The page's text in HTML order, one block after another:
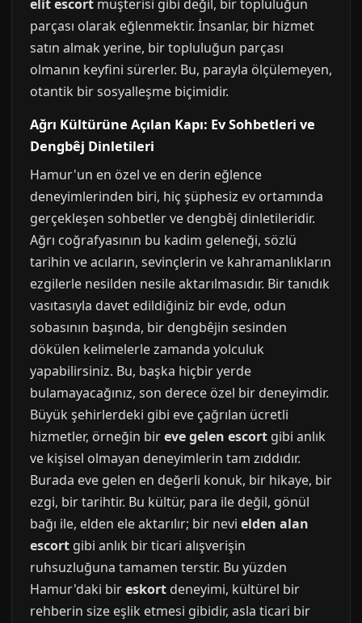
elit escort müşterisi gibi değil, bir topluluğun
parçası olarak eğlenmektir. İnsanlar, bir hizmet
satın almak yerine, bir topluluğun parçası
olmanın keyfini sürerler. Bu, parayla ölçülemeyen,
otantik bir sosyalleşme biçimidir.
Ağrı Kültürüne Açılan Kapı: Ev Sohbetleri ve
Dengbêj Dinletileri
Hamur'un en özel ve en derin eğlence
deneyimlerinden biri, hiç şüphesiz ev ortamında
gerçekleşen sohbetler ve dengbêj dinletileridir.
Ağrı coğrafyasının bu kadim geleneği, sözlü
tarihin ve acıların, sevinçlerin ve kahramanlıkların
ezgilerle nesilden nesile aktarılmasıdır. Bir tanıdık
vasıtasıyla davet edildiğiniz bir evde, odun
sobasının başında, bir dengbêjin sesinden
dökülen kelimelerle zamanda yolculuk
yapabilirsiniz. Bu, başka hiçbir yerde
bulamayacağınız, son derece özel bir deneyimdir.
Büyük şehirlerdeki gibi eve çağrılan ücretli
hizmetler, örneğin bireve gelen escort gibi anlık
ve kişisel olmayan deneyimlerin tam zıddıdır.
Burada eve gelen en değerli konuk, bir hikaye, bir
ezgi, bir tarihtir. Bu kültür, para ile değil, gönül
bağı ile, elden ele aktarılır; bir nevi elden alan
escort gibi anlık bir ticari alışverişin
ruhsuzluğuna tamamen terstir. Bu yüzden
Hamur'daki bireskort deneyimi, kültürel bir
rehberin size eşlik etmesi gibidir, asla ticari bir